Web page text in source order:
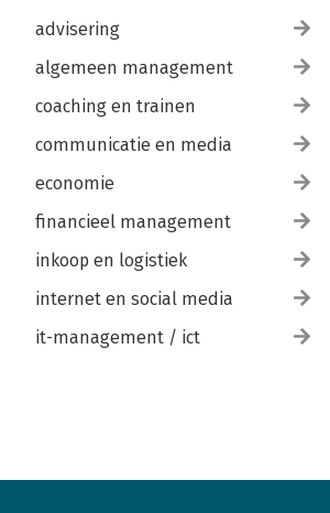
advisering
algemeen management
coaching en trainen
communicatie en media
economie
financieel management
inkoop en logistiek
internet en social media
it-management / ict